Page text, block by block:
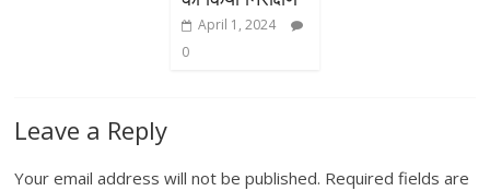
April 1, 2024
0
Leave a Reply
Your email address will not be published. Required fields are